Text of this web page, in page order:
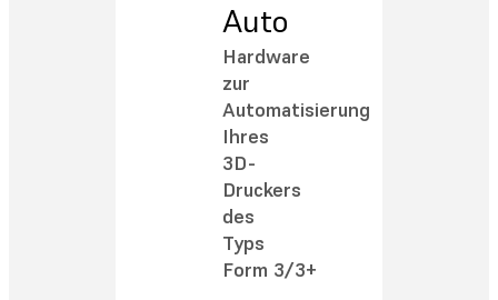
Auto
Hardware
zur
Automatisierung
Ihres
3D-
Druckers
des
Typs
Form 3/3+